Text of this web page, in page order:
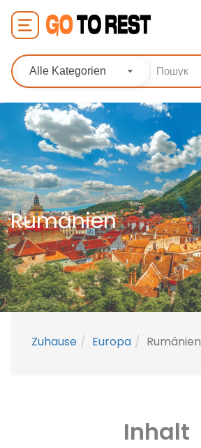
Alle Kategorien
Rumänien
Zuhause Europa Rumänien
Inhalt